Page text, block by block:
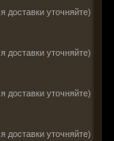
доставки уточняйте)
доставки уточняйте)
доставки уточняйте)
доставки уточняйте)